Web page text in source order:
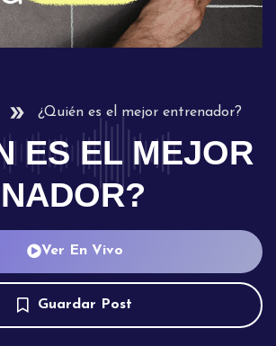
¿Quién es el mejor entrenador?
ES EL MEJOR
Ver En Vivo
Guardar Post